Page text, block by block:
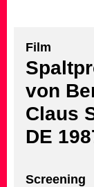
Film
von
Claus
DE
Screening